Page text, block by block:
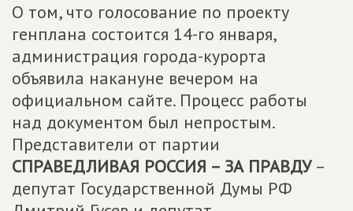
О том, что голосование по проекту
генплана состоится 14-го января,
администрация города-курорта
объявила накануне вечером на
официальном сайте. Процесс работы
над документом был непростым.
Представители от партии
СПРАВЕДЛИВАЯ РОССИЯ – ЗА ПРАВДУ–
депутат Государственной Думы РФ